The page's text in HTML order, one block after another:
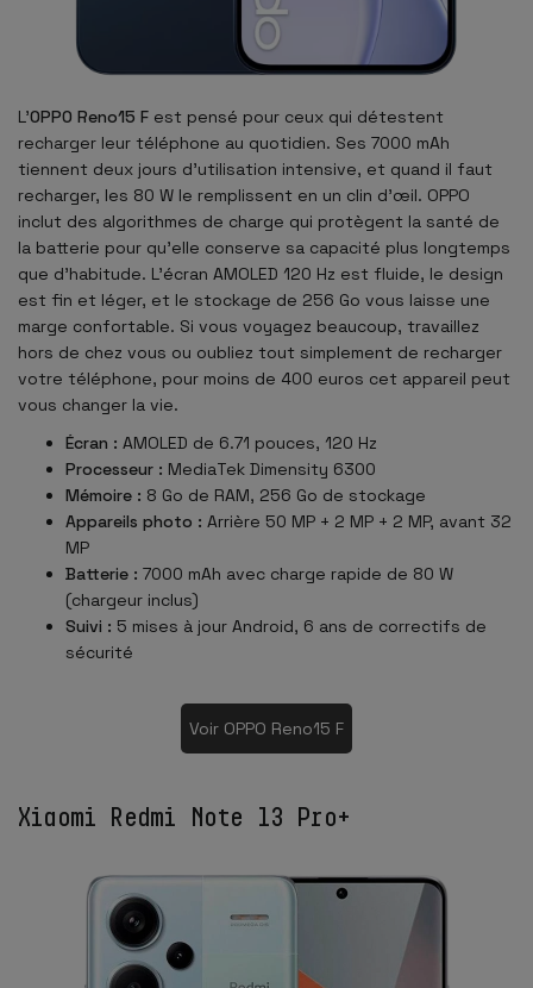
L'OPPO Reno15 F est pensé pour ceux qui détestent
recharger leur téléphone au quotidien. Ses 7000 mAh
tiennent deux jours d'utilisation intensive, et quand il faut
recharger, les 80 W le remplissent en un clin d'œil. OPPO
inclut des algorithmes de charge qui protègent la santé de
la batterie pour qu'elle conserve sa capacité plus longtemps
que d'habitude. L'écran AMOLED 120 Hz est fluide, le design
est fin et léger, et le stockage de 256 Go vous laisse une
marge confortable. Si vous voyagez beaucoup, travaillez
hors de chez vous ou oubliez tout simplement de recharger
votre téléphone, pour moins de 400 euros cet appareil peut
vous changer la vie.
Écran : AMOLED de 6.71 pouces, 120 Hz
Processeur : MediaTek Dimensity 6300
Mémoire : 8 Go de RAM, 256 Go de stockage
Appareils photo : Arrière 50 MP + 2 MP + 2 MP, avant 32
MP
Batterie : 7000 mAh avec charge rapide de 80 W
(chargeur inclus)
Suivi : 5 mises à jour Android, 6 ans de correctifs de
sécurité
Voir OPPO Reno15 F
Xiaomi Redmi Note 13 Pro+